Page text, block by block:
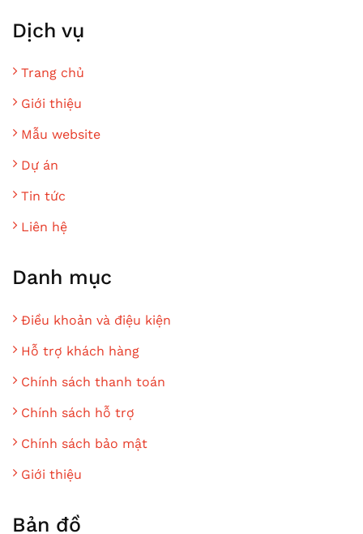
Dịch vụ
Trang chủ
Giới thiệu
Mẫu website
Dự án
Tin tức
Liên hệ
Danh mục
Điều khoản và điệu kiện
Hỗ trợ khách hàng
Chính sách thanh toán
Chính sách hỗ trợ
Chính sách bảo mật
Giới thiệu
Bản đồ